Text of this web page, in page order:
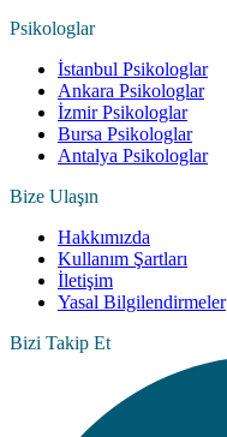
Psikologlar
İstanbul Psikologlar
Ankara Psikologlar
İzmir Psikologlar
Bursa Psikologlar
Antalya Psikologlar
Bize Ulaşın
Hakkımızda
Kullanım Şartları
İletişim
Yasal Bilgilendirmeler
Bizi Takip Et